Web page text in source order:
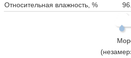
Относительная влажность, %